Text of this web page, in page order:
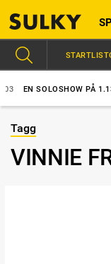
EN SOLOSHOW PÅ
Tagg
VINNIE